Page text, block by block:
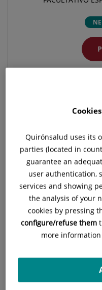
Pide cita con este
Hospital
C/ Diego de
28223 Pozuelo de
914 521 900
Hospital
C/ Juan Bravo, 39 y
28006 Madrid
Quirónsalud uses its
parties (located in
guarantee an
user authentication,
services and showing
the analysis of your
cookies by pressing
configure/refuse them
more